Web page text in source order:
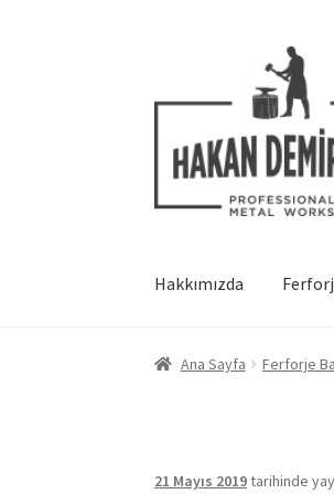
Hakkımızda
Ana Sayfa Ferforje
21 Mayıs 2019tarihinde